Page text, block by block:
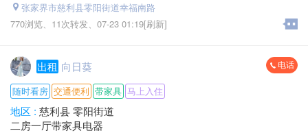
张家界市慈利县零阳街道幸福南路
770浏览、 11次转发、 07-23 01:19[刷新]
出租 向日葵 电话
随时看房 交通便利 带家具 马上入住
地区 : 慈利县 零阳街道
二房一厅带家具电器